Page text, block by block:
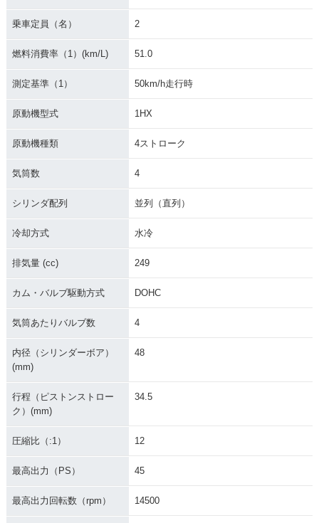
乗車定員（名） 2
燃料消費率（1）(km/L) 51.0
測定基準（1） 50km/h走行時
原動機型式 1HX
原動機種類 4ストローク
気筒数 4
シリンダ配列 並列（直列）
冷却方式 水冷
排気量 (cc) 249
カム・バルブ駆動方式 DOHC
気筒あたりバルブ数 4
内径（シリンダーボア）
(mm)
48
行程（ピストンストロー
ク）(mm)
34.5
圧縮比（:1） 12
最高出力（PS） 45
最高出力回転数（rpm） 14500